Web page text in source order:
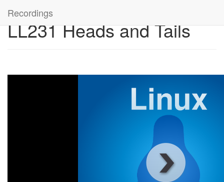
Recordings
LL231 Heads and Tails